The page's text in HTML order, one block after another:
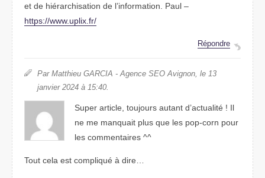
et de hiérarchisation de l’information. Paul –
https://www.uplix.fr/
Répondre
Par Matthieu GARCIA - Agence SEO Avignon, le 13
janvier 2024 à 15:40.
Super article, toujours autant d’actualité ! Il
ne me manquait plus que les pop-corn pour
les commentaires ^^
Tout cela est compliqué à dire…